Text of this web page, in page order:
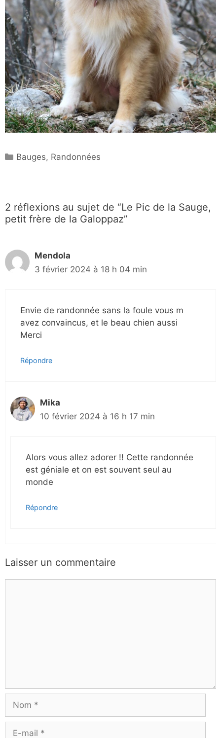
Catégories
Bauges, Randonnées
2 réflexions au sujet de “Le Pic de la Sauge,
petit frère de la Galoppaz”
Mendola
3 février 2024 à 18 h 04 min
Envie de randonnée sans la foule vous m
avez convaincus, et le beau chien aussi
Merci
Répondre
Mika
10 février 2024 à 16 h 17 min
Alors vous allez adorer !! Cette randonnée
est géniale et on est souvent seul au
monde
Répondre
Laisser un commentaire
Nom